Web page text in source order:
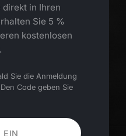
direkt in Ihren
Sie 5 %
kostenlosen
Sie die Anmeldung
Code geben Sie